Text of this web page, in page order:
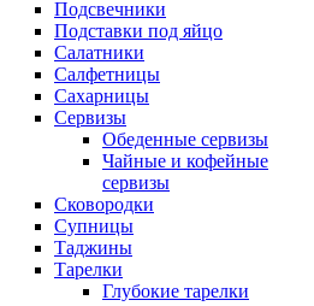
Подсвечники
Подставки под яйцо
Салатники
Салфетницы
Сахарницы
Сервизы
Обеденные сервизы
Чайные и кофейные
сервизы
Сковородки
Супницы
Таджины
Тарелки
Глубокие тарелки